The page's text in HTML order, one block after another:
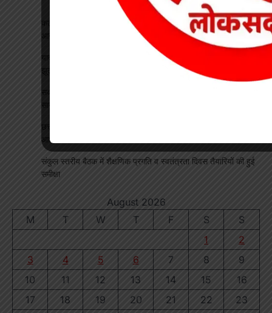
कटघोरा थाना के आरक्षक प्रदीप राठौर एवं रामधन पटेल रिश्वतखोरी के
यादव समाज महिला संगठन ने जिला अध्यक्ष का किया भव्य स्वागत, सावन
आश्रय
संकुल स्तरीय बैठक में शैक्षणिक प्रगति व स्वतंत्रता दिवस तैयारियों की हुई
समीक्षा
August 2026
M
T W T F S
S
1
2
3
4 5 6 7 8
9
10
11 12 13 14 15
16
17
18 19 20 21 22
23